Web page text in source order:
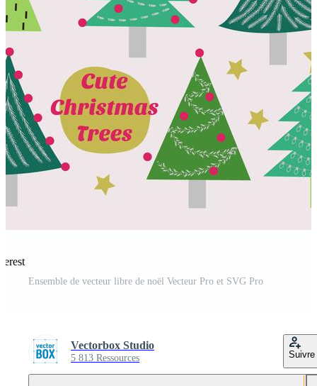
Ensemble de vecteur libre de noël Vecteur Pro et SVG Pro
Vectorbox Studio
5 813 Ressources Suivre